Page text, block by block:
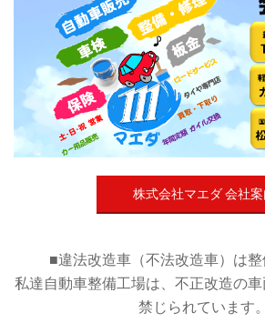
株式会社マエダ 会社案
■違法改造車（不法改造車）は
私達自動車整備工場は、不正改造の
禁じられています。